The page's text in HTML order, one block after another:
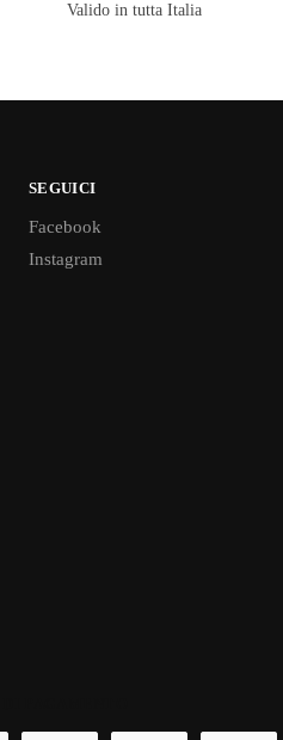
Valido in tutta Italia
SEGUICI
Facebook
Instagram